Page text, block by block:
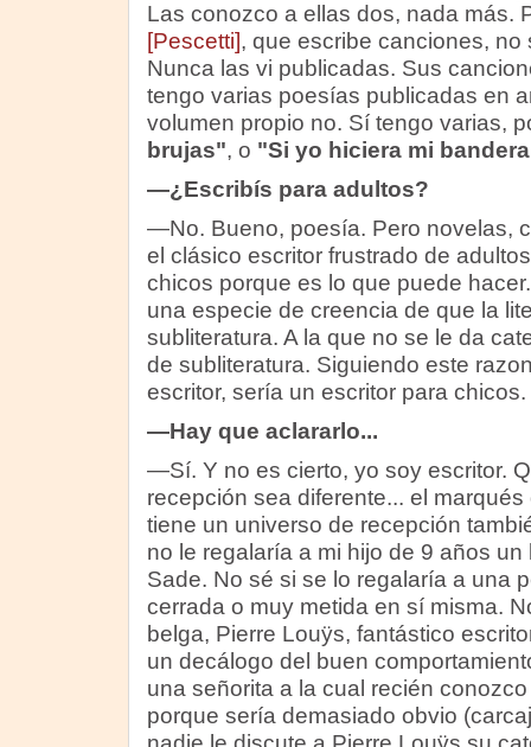
Las conozco a ellas dos, nada más.
[Pescetti], que escribe canciones,
Nunca las vi publicadas. Sus
tengo varias poesías publicadas en
volumen propio no. Sí tengo varias,
brujas", o "Si yo hiciera mi
—¿Escribís para adultos?
—No. Bueno, poesía. Pero novelas,
el clásico escritor frustrado de
chicos porque es lo que puede
una especie de creencia de que la
subliteratura. A la que no se le da
de subliteratura. Siguiendo este
escritor, sería un escritor para chicos.
—Hay que aclararlo...
—Sí. Y no es cierto, yo soy escritor.
recepción sea diferente... el
tiene un universo de recepción
no le regalaría a mi hijo de 9 años
Sade. No sé si se lo regalaría a una
cerrada o muy metida en sí misma.
belga, Pierre Louÿs, fantástico
un decálogo del buen
una señorita a la cual recién
porque sería demasiado obvio